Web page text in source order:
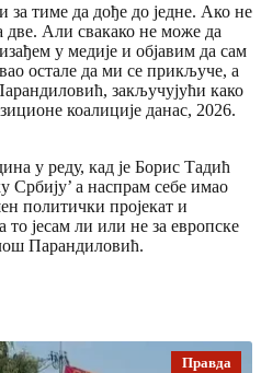
тиме да дође до једне. Ако не
две. Али свакако не може да
у медије и објавим да сам
остале да ми се прикључе, а
закључујући како
коалиције данас, 2026.
у реду, кад је Борис Тадић
Србију’ а наспрам себе имао
политички пројекат и
јесам ли или не за европске
Парандиловић.
Правда